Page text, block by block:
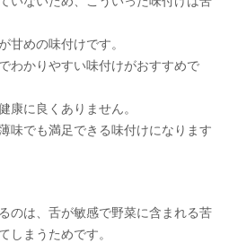
甘めの味付けです。
わかりやすい味付けがおすすめで
康に良くありません。
味でも満足できる味付けになります
のは、舌が敏感で野菜に含まれる苦
しまうためです。